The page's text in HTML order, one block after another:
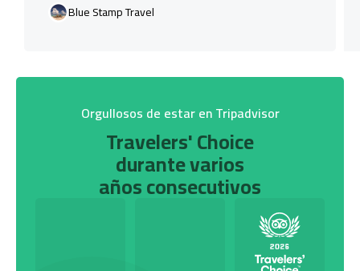
Blue Stamp Travel
Orgullosos de estar en Tripadvisor
Travelers' Choice
durante varios
años consecutivos